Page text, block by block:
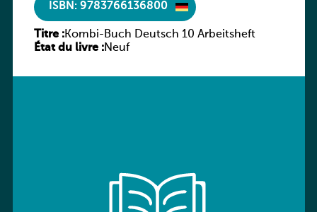
ISBN: 9783766136800
Titre :Kombi-Buch Deutsch 10 Arbeitsheft
État du livre :Neuf